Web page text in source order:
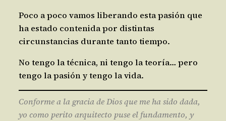
Poco a poco vamos liberando esta pasión que
ha estado contenida por distintas
circunstancias durante tanto tiempo.
No tengo la técnica, ni tengo la teoría… pero
tengo la pasión y tengo la vida.
Conforme a la gracia de Dios que me ha sido dada,
yo como perito arquitecto puse el fundamento, y